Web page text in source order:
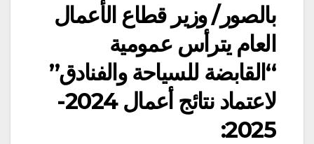
بالصور/ وزير قطاع الأعمال
العام يترأس عمومية
“القابضة للسياحة والفنادق”
لاعتماد نتائج أعمال 2024-
2025: